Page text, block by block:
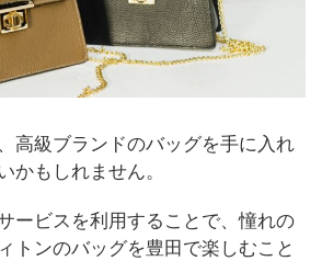
高級ブランドのバッグを手に入れ
かもしれません。
ービスを利用することで、憧れの
トンのバッグを豊田で楽しむこと